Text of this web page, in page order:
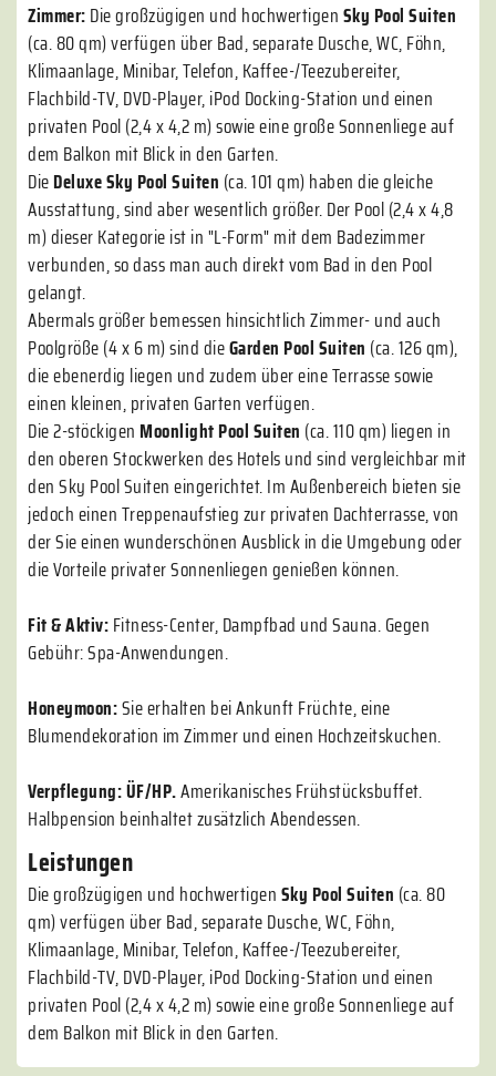
Zimmer:Die großzügigen und hochwertigenSky Pool Suiten
(ca. 80 qm) verfügen über Bad, separate Dusche, WC, Föhn,
Klimaanlage, Minibar, Telefon, Kaffee-/Teezubereiter,
Flachbild-TV, DVD-Player, iPod Docking-Station und einen
privaten Pool (2,4 x 4,2 m) sowie eine große Sonnenliege auf
dem Balkon mit Blick in den Garten.
DieDeluxe Sky Pool Suiten (ca. 101 qm) haben die gleiche
Ausstattung, sind aber wesentlich größer. Der Pool (2,4 x 4,8
m) dieser Kategorie ist in "L-Form" mit dem Badezimmer
verbunden, so dass man auch direkt vom Bad in den Pool
gelangt.
Abermals größer bemessen hinsichtlich Zimmer- und auch
Poolgröße (4 x 6 m) sind dieGarden Pool Suiten (ca. 126 qm),
die ebenerdig liegen und zudem über eine Terrasse sowie
einen kleinen, privaten Garten verfügen.
Die 2-stöckigenMoonlight Pool Suiten (ca. 110 qm) liegen in
den oberen Stockwerken des Hotels und sind vergleichbar mit
den Sky Pool Suiten eingerichtet. Im Außenbereich bieten sie
jedoch einen Treppenaufstieg zur privaten Dachterrasse, von
der Sie einen wunderschönen Ausblick in die Umgebung oder
die Vorteile privater Sonnenliegen genießen können.
Fit & Aktiv:Fitness-Center, Dampfbad und Sauna. Gegen
Gebühr: Spa-Anwendungen.
Honeymoon:Sie erhalten bei Ankunft Früchte, eine
Blumendekoration im Zimmer und einen Hochzeitskuchen.
Verpflegung:ÜF/HP.Amerikanisches Frühstücksbuffet.
Halbpension beinhaltet zusätzlich Abendessen.
Leistungen
Die großzügigen und hochwertigenSky Pool Suiten (ca. 80
qm) verfügen über Bad, separate Dusche, WC, Föhn,
Klimaanlage, Minibar, Telefon, Kaffee-/Teezubereiter,
Flachbild-TV, DVD-Player, iPod Docking-Station und einen
privaten Pool (2,4 x 4,2 m) sowie eine große Sonnenliege auf
dem Balkon mit Blick in den Garten.